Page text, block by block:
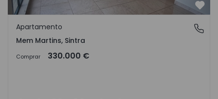
Mem Martins, Sintra
Apartamento
Mem Martins, Sintra
Comprar 330.000 €